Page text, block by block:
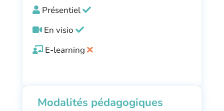
Présentiel
En visio
E-learning
Modalités pédagogiques